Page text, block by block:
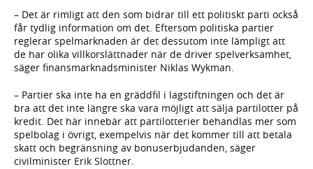
– Det är rimligt att den som bidrar till ett politiskt parti också
får tydlig information om det. Eftersom politiska partier
reglerar spelmarknaden är det dessutom inte lämpligt att
de har olika villkorslättnader när de driver spelverksamhet,
säger finansmarknadsminister Niklas Wykman.
– Partier ska inte ha en gräddfil i lagstiftningen och det är
bra att det inte längre ska vara möjligt att sälja partilotter på
kredit. Det här innebär att partilotterier behandlas mer som
spelbolag i övrigt, exempelvis när det kommer till att betala
skatt och begränsning av bonuserbjudanden, säger
civilminister Erik Slottner.